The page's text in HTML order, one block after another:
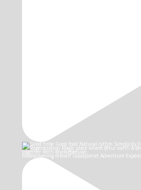
Redescovering oneself Goodplanet Adventure Expedi